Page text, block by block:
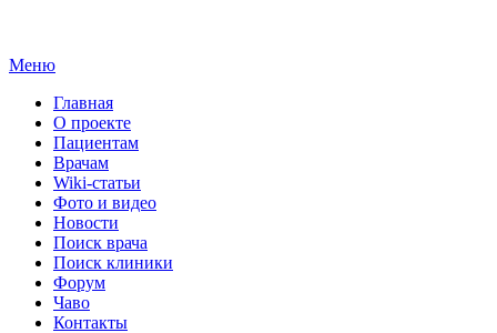
Меню
Главная
О проекте
Пациентам
Врачам
Wiki-статьи
Фото и видео
Новости
Поиск врача
Поиск клиники
Форум
Чаво
Контакты